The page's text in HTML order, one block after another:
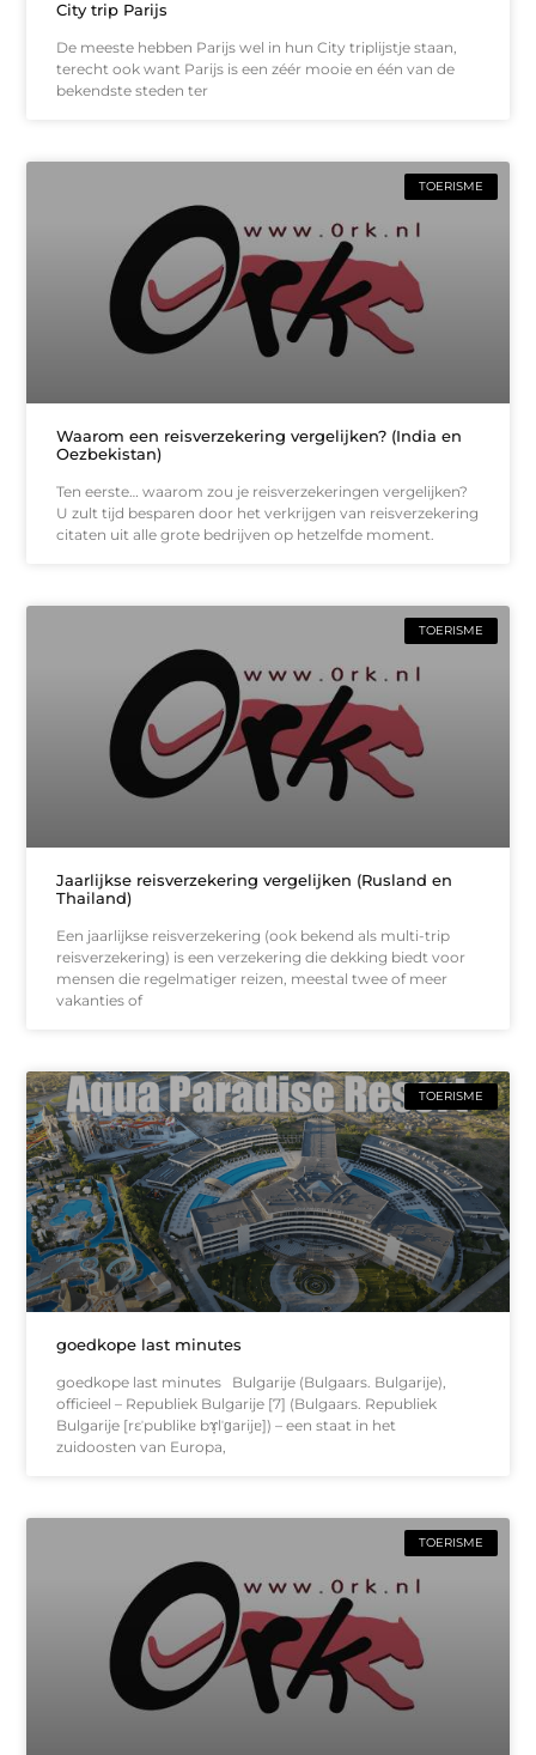
City trip Parijs
De meeste hebben Parijs wel in hun City triplijstje staan,
terecht ook want Parijs is een zéér mooie en één van de
bekendste steden ter
TOERISME
Waarom een reisverzekering vergelijken? (India en
Oezbekistan)
Ten eerste… waarom zou je reisverzekeringen vergelijken?
U zult tijd besparen door het verkrijgen van reisverzekering
citaten uit alle grote bedrijven op hetzelfde moment.
TOERISME
Jaarlijkse reisverzekering vergelijken (Rusland en
Thailand)
Een jaarlijkse reisverzekering (ook bekend als multi-trip
reisverzekering) is een verzekering die dekking biedt voor
mensen die regelmatiger reizen, meestal twee of meer
vakanties of
TOERISME
goedkope last minutes
goedkope last minutes Bulgarije (Bulgaars. Bulgarije),
officieel – Republiek Bulgarije [7] (Bulgaars. Republiek
Bulgarije [rɛˈpublikɐ bɤ̞lˈɡarijɐ]) – een staat in het
zuidoosten van Europa,
TOERISME